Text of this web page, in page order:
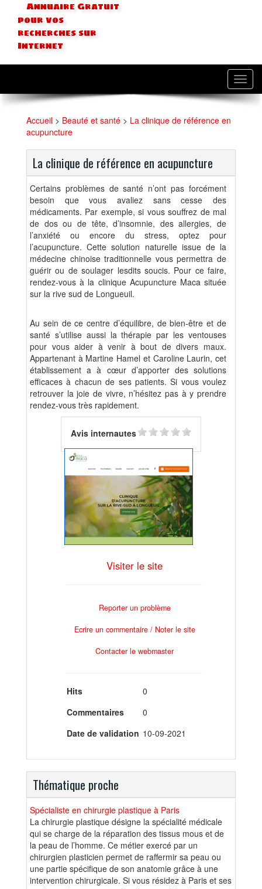
Annuaire Gratuit
pour vos
recherches sur
Internet
Accueil > Beauté et santé > La clinique de référence en
acupuncture
La clinique de référence en acupuncture
Certains problèmes de santé n’ont pas forcément
besoin que vous avaliez sans cesse des
médicaments. Par exemple, si vous souffrez de mal
de dos ou de tête, d’insomnie, des allergies, de
l’anxiété ou encore du stress, optez pour
l’acupuncture. Cette solution naturelle issue de la
médecine chinoise traditionnelle vous permettra de
guérir ou de soulager lesdits soucis. Pour ce faire,
rendez-vous à la clinique Acupuncture Maca située
sur la rive sud de Longueuil.
Au sein de ce centre d’équilibre, de bien-être et de
santé s’utilise aussi la thérapie par les ventouses
pour vous aider à venir à bout de divers maux.
Appartenant à Martine Hamel et Caroline Laurin, cet
établissement a à cœur d’apporter des solutions
efficaces à chacun de ses patients. Si vous voulez
retrouver la joie de vivre, n’hésitez pas à y prendre
rendez-vous très rapidement.
Avis internautes
Visiter le site
Reporter un problème
Ecrire un commentaire / Noter le site
Contacter le webmaster
Hits
0
Commentaires
0
Date de validation 10-09-2021
Thématique proche
Spécialiste en chirurgie plastique à Paris
La chirurgie plastique désigne la spécialité médicale
qui se charge de la réparation des tissus mous et de
la peau de l’homme. Ce métier exercé par un
chirurgien plasticien permet de raffermir sa peau ou
une partie spécifique de son anatomie grâce à une
intervention chirurgicale. Si vous résidez à Paris et ses